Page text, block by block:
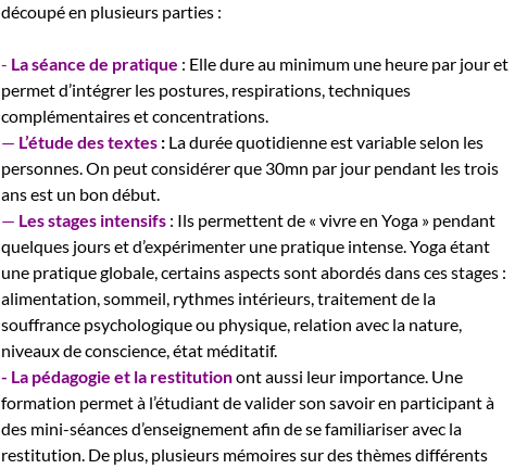
découpé en plusieurs parties :
- La séance de pratique : Elle dure au minimum une heure par jour et
permet d’intégrer les postures, respirations, techniques
complémentaires et concentrations.
— L’étude des textes : La durée quotidienne est variable selon les
personnes. On peut considérer que 30mn par jour pendant les trois
ans est un bon début.
— Les stages intensifs : Ils permettent de « vivre en Yoga » pendant
quelques jours et d’expérimenter une pratique intense. Yoga étant
une pratique globale, certains aspects sont abordés dans ces stages :
alimentation, sommeil, rythmes intérieurs, traitement de la
souffrance psychologique ou physique, relation avec la nature,
niveaux de conscience, état méditatif.
- La pédagogie et la restitutionont aussi leur importance. Une
formation permet à l’étudiant de valider son savoir en participant à
des mini-séances d’enseignement afin de se familiariser avec la
restitution. De plus, plusieurs mémoires sur des thèmes différents